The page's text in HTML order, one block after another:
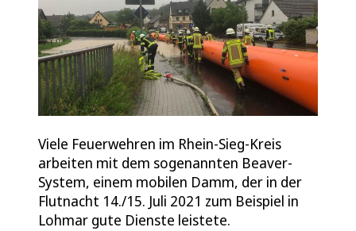
Viele Feuerwehren im Rhein-Sieg-Kreis
arbeiten mit dem sogenannten Beaver-
System, einem mobilen Damm, der in der
Flutnacht 14./15. Juli 2021 zum Beispiel in
Lohmar gute Dienste leistete.